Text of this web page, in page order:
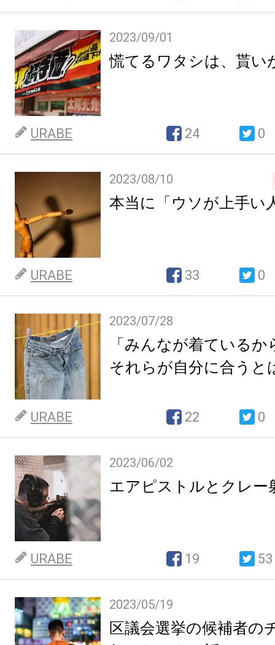
2023/09/01
慌てるワタシは、貰い
URABE 24 0
2023/08/10
本当に「ウソが上手い
URABE 33 0
2023/07/28
「みんなが着ている
それらが自分に合うと
URABE 22 0
2023/06/02
エアピストルとクレー
URABE 19 53
2023/05/19
区議会選挙の候補者の